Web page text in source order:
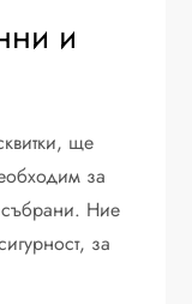
и
ще
за
събрани. Ние
за